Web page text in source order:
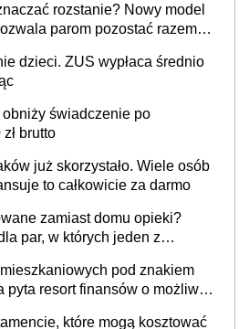
rozstanie? Nowy model
parom pozostać razem
dzieci. ZUS wypłaca średnio
świadczenie po
brutto
już skorzystało. Wiele osób
to całkowicie za darmo
zamiast domu opieki?
par, w których jeden z
pod znakiem
pyta resort finansów o możliwe
które mogą kosztować